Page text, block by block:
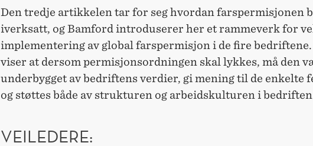
Den tredje artikkelen tar for seg hvordan farspermisjonen
iverksatt, og Bamford introduserer her et rammeverk for
implementering av global farspermisjon i de fire
viser at dersom permisjonsordningen skal lykkes, må den
underbygget av bedriftens verdier, gi mening til de enkelte
og støttes både av strukturen og arbeidskulturen i
VEILEDERE: